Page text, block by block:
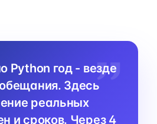
Python год - везде
Здесь
реальных
и сроков. Через 4